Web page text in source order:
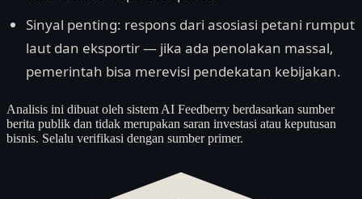
Sinyal penting: respons dari asosiasi petani rumput
laut dan eksportir — jika ada penolakan massal,
pemerintah bisa merevisi pendekatan kebijakan.
Analisis ini dibuat oleh sistem AI Feedberry berdasarkan sumber
berita publik dan tidak merupakan saran investasi atau keputusan
bisnis. Selalu verifikasi dengan sumber primer.